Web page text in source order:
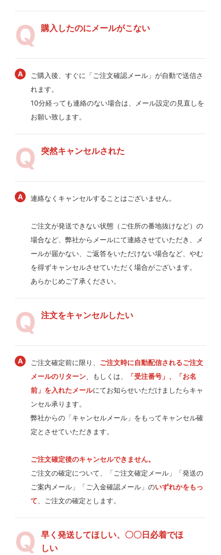
購入したのにメールがこない
ご購入後、すぐに「ご注文確認メール」が自動で送信さ
れます。
10分経っても連絡のない場合は、メール設定の見直しを
お願い致します。
突然キャンセルされた
連絡なくキャンセルすることはございません。
ご注文が発送できない状態（ご住所の番地抜けなど）の
場合など、弊社からメールにて連絡させていただき、メ
ールが届かない、ご返答をいただけない場合など、やむ
を得ずキャンセルさせていただく場合がございます。
あらかじめご了承ください。
注文をキャンセルしたい
ご注文確定前に限り、 ご注文時に自動配信されるご注文
メールのリターン 、もしくは、
「受注番号」、「お名
前」を入れたメールにてお知らせいただけましたらキャ
ンセル承ります。
弊社からの「キャンセルメール」をもってキャンセル確
定とさせていただきます。
ご注文確定後のキャンセルできません。
ご注文の確定について、「ご注文確定メール」「発送の
ご案内メール」「ご入金確認メール」のいずれかをもっ
て 、ご注文の確定とします。
早く発送してほしい、〇〇日必着でほ
しい